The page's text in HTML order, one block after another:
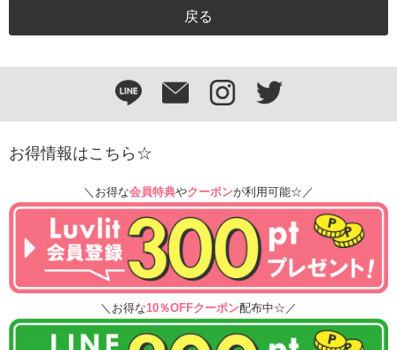
お得情報はこちら☆
＼お得な会員特典やクーポンが利用可能☆／
＼お得な10％OFFクーポン配布中☆／